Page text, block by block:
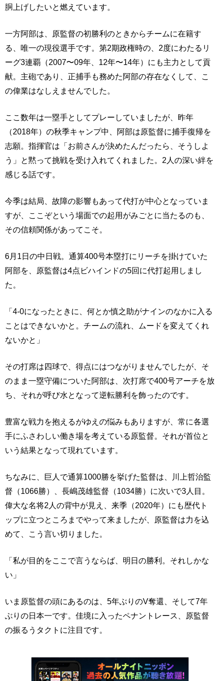
胴上げしたいと燃えています。
一方阿部は、原監督の初勝利のときからチームに在籍す
る、唯一の現役選手です。第2期政権時の、2度にわたるリ
ーグ3連覇（2007〜09年、12年〜14年）にも主力として貢
献。主砲であり、正捕手も務めた阿部の存在なくして、こ
の偉業はなしえませんでした。
ここ数年は一塁手としてプレーしていましたが、昨年
（2018年）の秋季キャンプ中、阿部は原監督に捕手復帰を
志願。指揮官は「お前さんが決めたんだったら、そうしよ
う」と黙って挑戦を受け入れてくれました。2人の深い絆を
感じる話です。
今季は結局、故障の影響もあって代打が中心となっていま
すが、ここぞという場面での起用がみごとに当たるのも、
その信頼関係があってこそ。
6月1日の中日戦。通算400号本塁打にリーチを掛けていた
阿部を、原監督は4点ビハインドの5回に代打起用しまし
た。
「4-0になったときに、何とか慎之助がナインのなかに入る
ことはできないかと。チームの流れ、ムードを変えてくれ
ないかと」
その打席は四球で、得点にはつながりませんでしたが、そ
のまま一塁守備についた阿部は、次打席で400号アーチを放
ち、それが呼び水となって逆転勝利を飾ったのです。
豊富な戦力を抱えるがゆえの悩みもありますが、常に各選
手にふさわしい働き場を考えている原監督。それが首位と
いう結果となって現れています。
ちなみに、巨人で通算1000勝を挙げた監督は、川上哲治監
督（1066勝）、長嶋茂雄監督（1034勝）に次いで3人目。
偉大な名将2人の背中が見え、来季（2020年）にも歴代ト
ップに立つところまでやって来ましたが、原監督は力を込
めて、こう言い切りました。
「私が目的をここで言うならば、明日の勝利。それしかな
い」
いま原監督の頭にあるのは、5年ぶりのV奪還、そして7年
ぶりの日本一です。佳境に入ったペナントレース、原監督
の振るうタクトに注目です。